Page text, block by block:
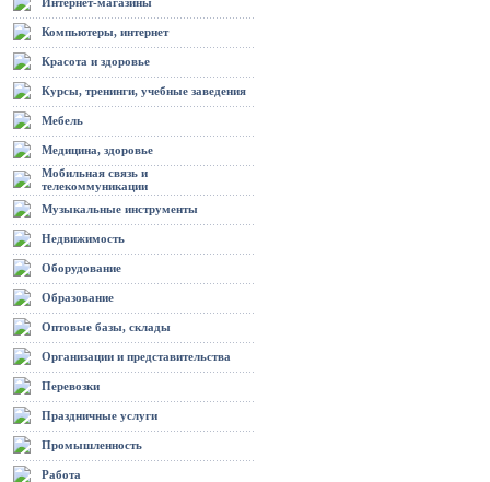
Компьютеры, интернет
Красота и здоровье
Курсы, тренинги, учебные заведения
Мебель
Медицина, здоровье
Мобильная связь и
телекоммуникации
Музыкальные инструменты
Недвижимость
Оборудование
Образование
Оптовые базы, склады
Организации и представительства
Перевозки
Праздничные услуги
Промышленность
Работа